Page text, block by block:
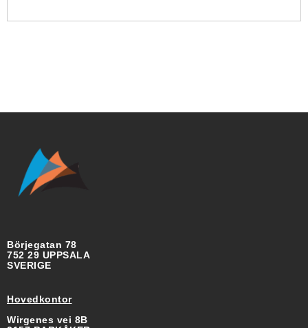
Börjegatan 78
752 29 UPPSALA
SVERIGE
Hovedkontor
Wirgenes vei 8B